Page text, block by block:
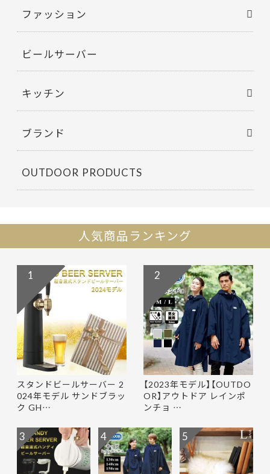
ファッション
ビールサーバー
キッチン
ブランド
OUTDOOR PRODUCTS
人気商品ランキング
スタンドビールサーバー 2
024年モデル サンドブラッ
ク GH…
1
【2023年モデル】【OUTDO
OR】アウトドア レインポ
ンチョ …
2
3 4 5